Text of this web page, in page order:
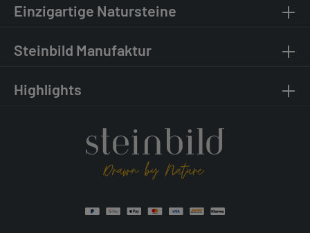
Einzigartige Natursteine
Steinbild Manufaktur
Highlights